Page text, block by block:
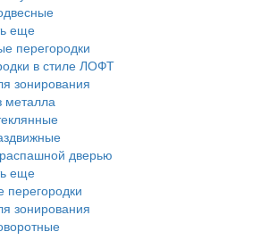
еще
перегородки
в стиле ЛОФТ
зонирования
металла
дверью
еще
перегородки
зонирования